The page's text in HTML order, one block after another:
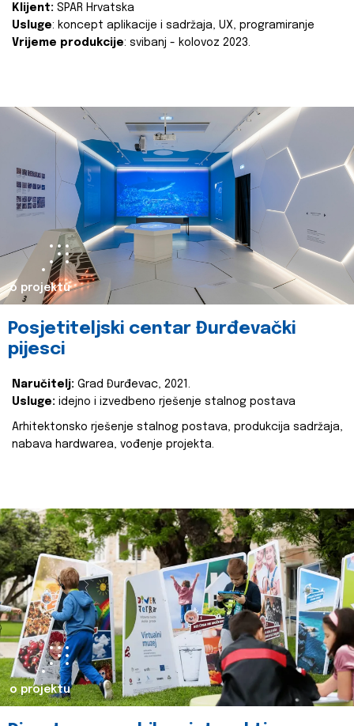
Klijent: SPAR Hrvatska
Usluge: koncept aplikacije i sadržaja, UX, programiranje
Vrijeme produkcije: svibanj - kolovoz 2023.
o projektu
Posjetiteljski centar Đurđevački
pijesci
Naručitelj: Grad Đurđevac, 2021.
Usluge: idejno i izvedbeno rješenje stalnog postava
Arhitektonsko rješenje stalnog postava, produkcija sadržaja,
nabava hardwarea, vođenje projekta.
o projektu